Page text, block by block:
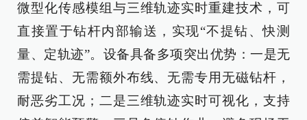
微型化传感模组与三维轨迹实时重建技术，可
直接置于钻杆内部输送，实现“不提钻、快测
量、定轨迹”。设备具备多项突出优势：一是无
需提钻、无需额外布线、无需专用无磁钻杆，
耐恶劣工况；二是三维轨迹实时可视化，支持